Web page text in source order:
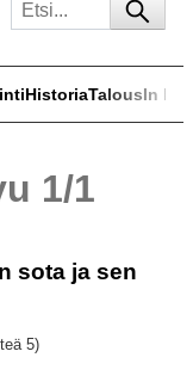
HistoriaTalousIn
1/1
sota ja sen
5)